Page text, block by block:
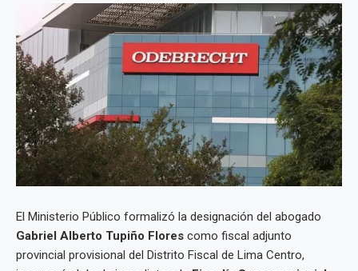
El Ministerio Público formalizó la designación del abogado
Gabriel Alberto Tupiño Flores como fiscal adjunto
provincial provisional del Distrito Fiscal de Lima Centro,